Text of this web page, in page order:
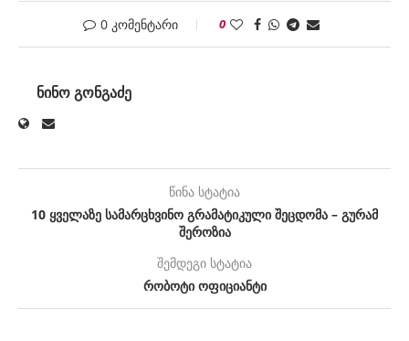
0 კომენტარი 0
ᲜᲘᲜᲝ ᲒᲝᲜᲒᲐᲫᲔ
წინა სტატია
10 ყველაზე სამარცხვინო გრამატიკული შეცდომა – გურამ
შეროზია
შემდეგი სტატია
რობოტი ოფიციანტი